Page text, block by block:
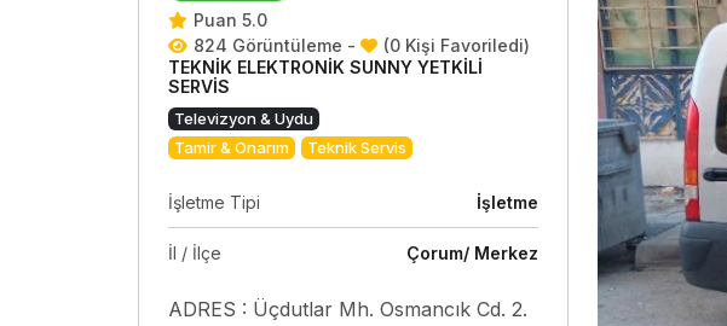
Puan 5.0
824 Görüntüleme -
(0 Kişi Favoriledi)
TEKNİK ELEKTRONİK SUNNY YETKİLİ
SERVİS
Televizyon & Uydu
Tamir & Onarım
Teknik Servis
İşletme Tipi İşletme
İl / İlçe Çorum/ Merkez
ADRES : Üçdutlar Mh. Osmancık Cd. 2.